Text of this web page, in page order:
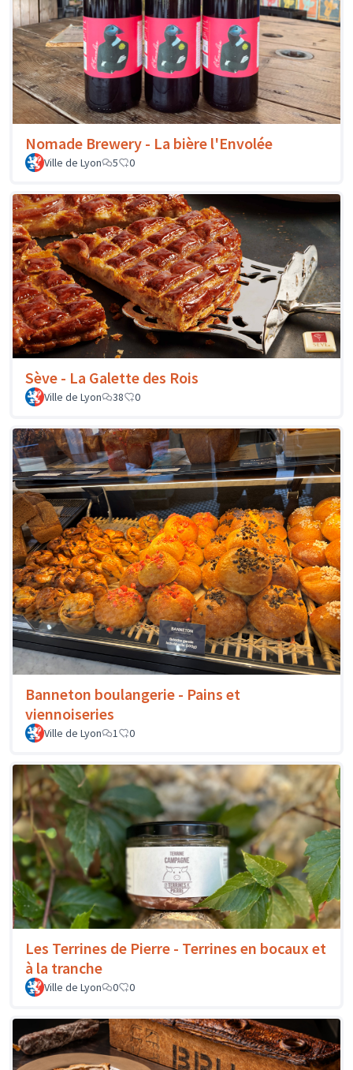
Nomade Brewery - La bière l'Envolée
Ville de Lyon 5 0
Sève - La Galette des Rois
Ville de Lyon 38 0
Banneton boulangerie - Pains et
viennoiseries
Ville de Lyon 1 0
Les Terrines de Pierre - Terrines en bocaux et
à la tranche
Ville de Lyon 0 0